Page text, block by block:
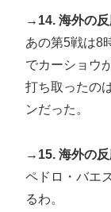
→14. 海外の
あの第5戦は8
でカーショウ
打ち取ったの
ンだった。
→15. 海外の
ペドロ・バエ
るわ。